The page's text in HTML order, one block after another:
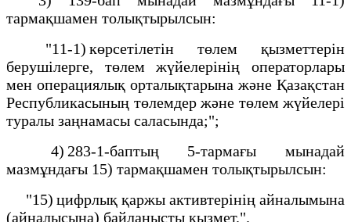
тармақшамен толықтырылсын:
"11-1) көрсетілетін төлем қызметтерін
берушілерге, төлем жүйелерінің операторлары
мен операциялық орталықтарына және Қазақстан
Республикасының төлемдер және төлем жүйелері
туралы заңнамасы саласында;";
4) 283-1-баптың 5-тармағы мынадай
мазмұндағы 15) тармақшамен толықтырылсын:
"15) цифрлық қаржы активтерінің айналымына
(айналысына) байланысты қызмет.".